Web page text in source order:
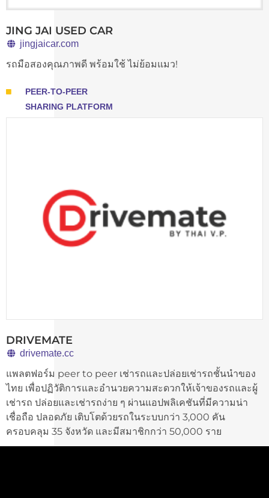
JING JAI USED CAR
jingjaicar.com
รถมือสองคุณภาพดี พร้อมใช้ ไม่ย้อมแมว!
PEER-TO-PEER
SHARING PLATFORM
DRIVEMATE
drivemate.cc
แพลตฟอร์ม peer to peer เช่ารถและปล่อยเช่ารถชั้นนำของ
ไทย เพื่อปฏิวัติการและอำนวยความสะดวกให้เจ้าของรถและผู้
เช่ารถ ปล่อยและเช่ารถง่าย ๆ ผ่านแอปพลิเคชันที่มีความน่า
เชื่อถือ ปลอดภัย เติบโตด้วยรถในระบบกว่า 3,000 คัน
ครอบคลุม 35 จังหวัด และมีสมาชิกกว่า 50,000 ราย